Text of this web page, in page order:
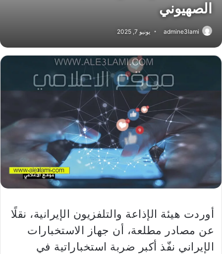
الصهيوني
admine3lami يونيو 7, 2025
أوردت هيئة الإذاعة والتلفزيون الإيرانية، نقلًا
عن مصادر مطلعة، أن جهاز الاستخبارات
الإيراني نفّذ أكبر ضربة استخباراتية في